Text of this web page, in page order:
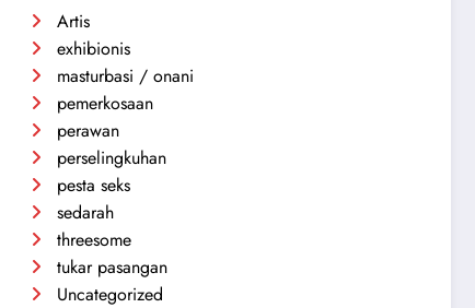
Artis
exhibionis
masturbasi / onani
pemerkosaan
perawan
perselingkuhan
pesta seks
sedarah
threesome
tukar pasangan
Uncategorized